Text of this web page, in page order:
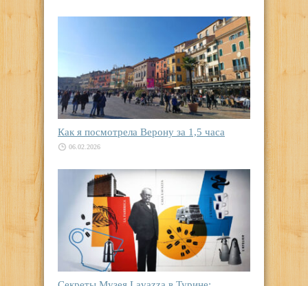
Как я посмотрела Верону за 1,5 часа
06.02.2026